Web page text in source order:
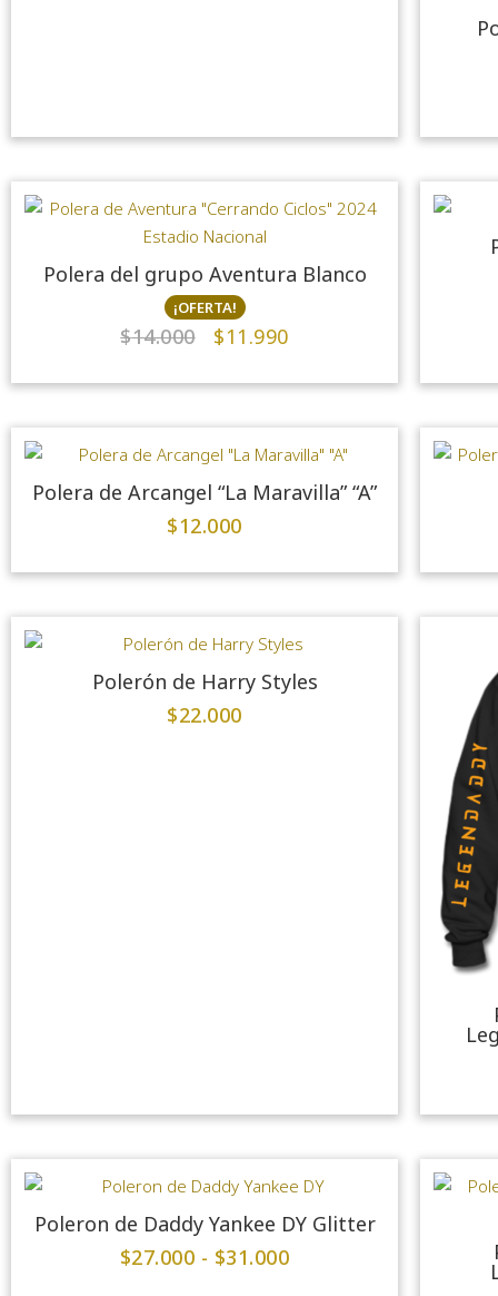
Polera del grupo Aventura Blanco
¡OFERTA!
$14.000 $11.990
Polera de Arcangel “La Maravilla” “A”
$12.000
Polerón de Harry Styles
$22.000
Poleron de Daddy Yankee DY Glitter
$27.000 - $31.000